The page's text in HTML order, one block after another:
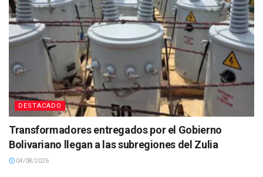
DESTACADO
Transformadores entregados por el Gobierno
Bolivariano llegan a las subregiones del Zulia
04/08/2026